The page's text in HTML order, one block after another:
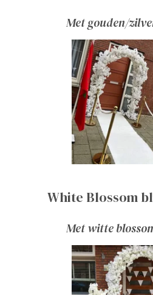
Met gouden/
White Blossom
Met witte